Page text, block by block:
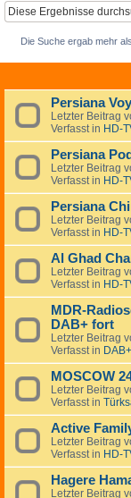
Die Suche ergab mehr
Persiana
Letzter Beitrag
Verfasst in HD-
Persiana
Letzter Beitrag
Verfasst in HD-
Persiana
Letzter Beitrag
Verfasst in HD-
Al Ghad
Letzter Beitrag
Verfasst in HD-
MDR-
DAB+ fort
Letzter Beitrag
Verfasst in DAB+
MOSCOW
Letzter Beitrag
Verfasst in
Active
Letzter Beitrag
Verfasst in HD-
Hagere
Letzter Beitrag